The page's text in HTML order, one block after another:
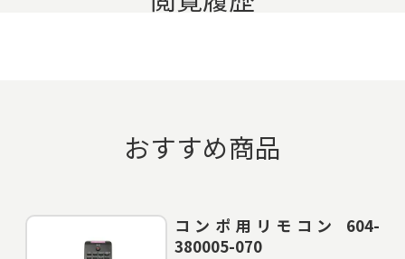
おすすめ商品
コンポ用リモコン 604-
380005-070